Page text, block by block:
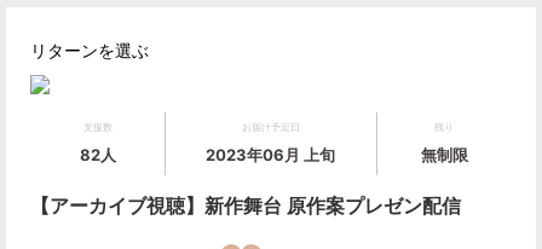
リターンを選ぶ
支援数
82人
お届け予定日
2023年06月 上旬
残り
無制限
【アーカイブ視聴】新作舞台 原作案プレゼン配信